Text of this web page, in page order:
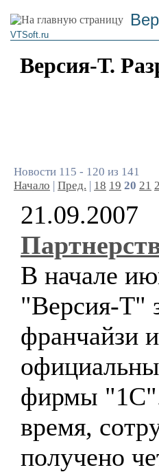
VTSoft.ru
Версия-Т.
Новости 115 - 120 из 141
Начало | Пред. | 18 19 20 21
21.09.2007
В начале
"Версия-Т"
франчайзи
фирмы
время,
получено